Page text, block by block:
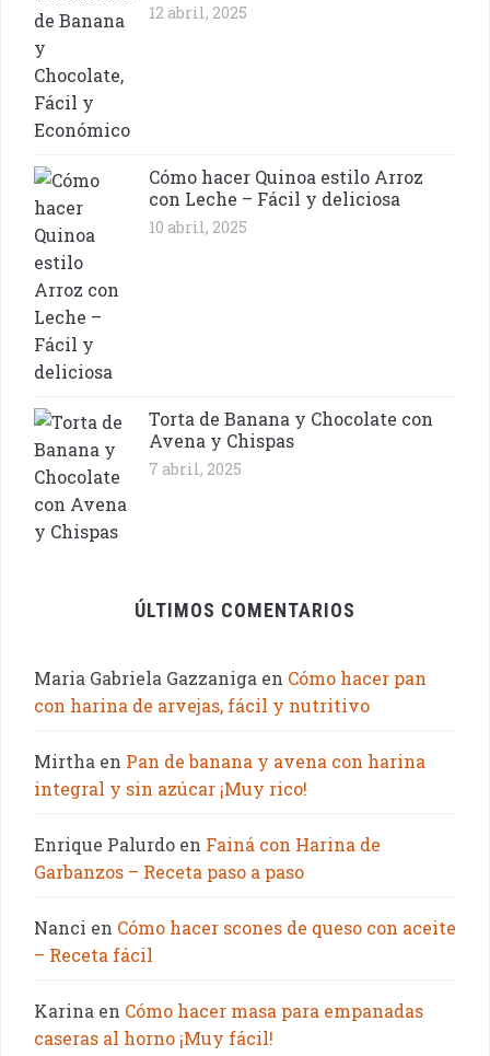
12 abril, 2025
Cómo hacer Quinoa estilo Arroz
con Leche – Fácil y deliciosa
10 abril, 2025
Torta de Banana y Chocolate con
Avena y Chispas
7 abril, 2025
ÚLTIMOS COMENTARIOS
Maria Gabriela Gazzaniga en Cómo hacer pan
con harina de arvejas, fácil y nutritivo
Mirtha en Pan de banana y avena con harina
integral y sin azúcar ¡Muy rico!
Enrique Palurdo en Fainá con Harina de
Garbanzos – Receta paso a paso
Nanci en Cómo hacer scones de queso con aceite
– Receta fácil
Karina en Cómo hacer masa para empanadas
caseras al horno ¡Muy fácil!